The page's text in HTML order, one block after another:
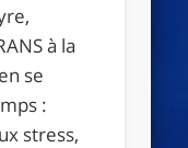
à la
se
:
stress,